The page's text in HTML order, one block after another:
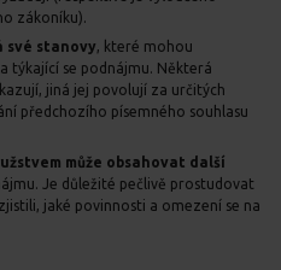
zákoníku).
své stanovy, které mohou
týkající se podnájmu. Některá
jiná jej povolují za určitých
předchozího písemného souhlasu
může obsahovat další
Je důležité pečlivě prostudovat
jaké povinnosti a omezení se na